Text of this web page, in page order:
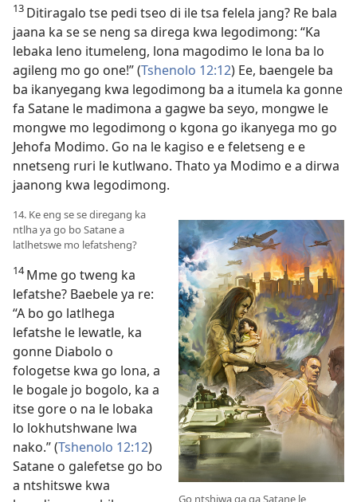
13 Ditiragalo tse pedi tseo di ile tsa felela jang? Re bala
jaana ka se se neng sa direga kwa legodimong: “Ka
lebaka leno itumeleng, lona magodimo le lona ba lo
agileng mo go one!” (Tshenolo 12:12) Ee, baengele ba
ba ikanyegang kwa legodimong ba a itumela ka gonne
fa Satane le madimona a gagwe ba seyo, mongwe le
mongwe mo legodimong o kgona go ikanyega mo go
Jehofa Modimo. Go na le kagiso e e feletseng e e
nnetseng ruri le kutlwano. Thato ya Modimo e a dirwa
jaanong kwa legodimong.
14. Ke eng se se diregang ka
ntlha ya go bo Satane a
latlhetswe mo lefatsheng?
14Mme go tweng ka
lefatshe? Baebele ya re:
“A bo go latlhega
lefatshe le lewatle, ka
gonne Diabolo o
fologetse kwa go lona, a
le bogale jo bogolo, ka a
itse gore o na le lobaka
lo lokhutshwane lwa
nako.” (Tshenolo 12:12)
Satane o galefetse go bo
a ntshitswe kwa